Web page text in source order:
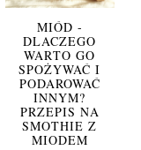
MIÓD -
DLACZEGO
WARTO GO
SPOŻYWAĆ I
PODAROWAĆ
INNYM?
PRZEPIS NA
SMOTHIE Z
MIODEM